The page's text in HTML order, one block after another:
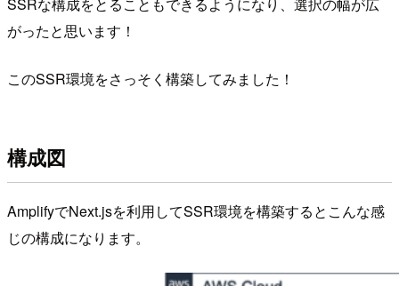
SSRな構成をとることもできるようになり、選択の幅が広
がったと思います！
このSSR環境をさっそく構築してみました！
構成図
AmplifyでNext.jsを利用してSSR環境を構築するとこんな感
じの構成になります。